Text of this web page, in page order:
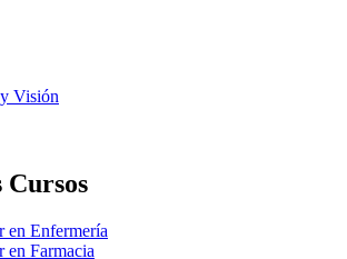
Visión
Cursos
en Enfermería
en Farmacia